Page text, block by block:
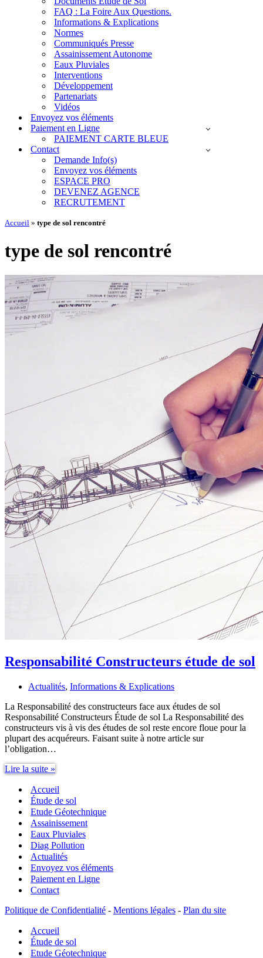
FAQ : La Foire Aux Questions.
Informations & Explications
Normes
Communiqués Presse
Assainissement Autonome
Eaux Pluviales
Interventions
Développement
Partenariats
Vidéos
Envoyez vos éléments
Paiement en Ligne
PAIEMENT CARTE BLEUE
Contact
Demande Info(s)
Envoyez vos éléments
ESPACE PRO
DEVENEZ AGENCE
RECRUTEMENT
Accueil » type de sol rencontré
type de sol rencontré
Responsabilité Constructeurs étude de sol
Actualités, Informations & Explications
La Responsabilité des constructeurs face aux études de sol
Responsabilité Constructeurs Étude de sol La Responsabilité des
constructeurs vis à vis des études de sol reste encore floue pour la
plupart des acquéreurs. Faisant suite à notre article sur
l’obligation…
Lire la suite »
étude
de
sol
Accueil
Étude de sol
Etude Géotechnique
Assainissement
Eaux Pluviales
Diag Pollution
Actualités
Envoyez vos éléments
Paiement en Ligne
Contact
Politique de Confidentialité - Mentions légales - Plan du site
Accueil
Étude de sol
Etude Géotechnique